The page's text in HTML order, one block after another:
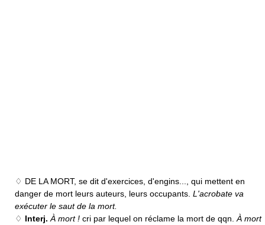
♢ DE LA MORT, se dit d'exercices, d'engins..., qui mettent en
danger de mort leurs auteurs, leurs occupants. L'acrobate va
exécuter le saut de la mort.
♢ Interj. À mort ! cri par lequel on réclame la mort de qqn. À mort